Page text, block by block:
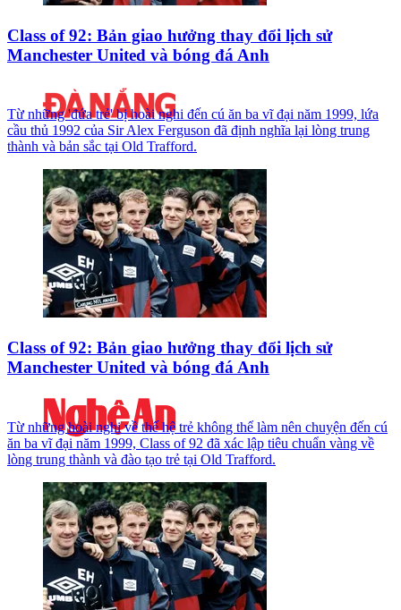
Class of 92: Bản giao hưởng thay đổi lịch sử
Manchester United và bóng đá Anh
Từ những 'đứa trẻ' bị hoài nghi đến cú ăn ba vĩ đại năm 1999, lứa
cầu thủ 1992 của Sir Alex Ferguson đã định nghĩa lại lòng trung
thành và bản sắc tại Old Trafford.
Class of 92: Bản giao hưởng thay đổi lịch sử
Manchester United và bóng đá Anh
Từ những hoài nghi về thế hệ trẻ không thể làm nên chuyện đến cú
ăn ba vĩ đại năm 1999, Class of 92 đã xác lập tiêu chuẩn vàng về
lòng trung thành và đào tạo trẻ tại Old Trafford.